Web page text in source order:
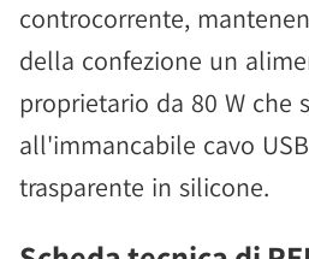
controcorrente,
della confezione un
proprietario da 80 W che
all'immancabile cavo
trasparente in silicone.